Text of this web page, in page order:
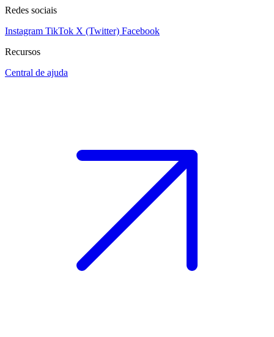
Redes sociais
Instagram TikTok X (Twitter) Facebook
Recursos
Central de ajuda